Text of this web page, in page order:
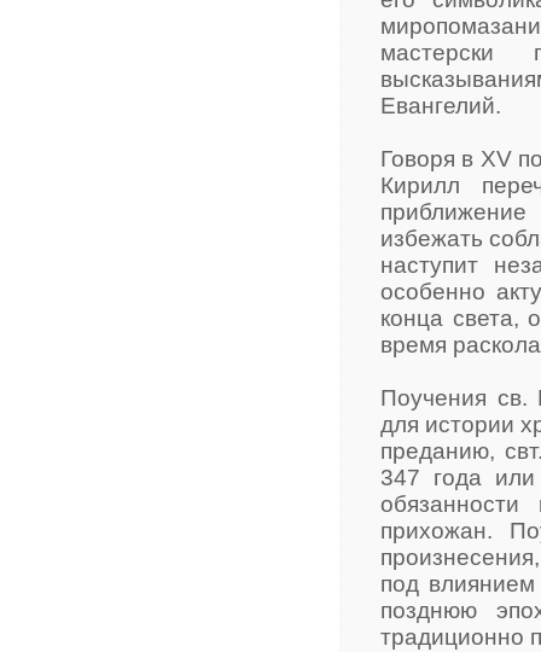
мастерски
Евангелий.
Говоря в XV
Кирилл
избежать
наступит
особенно
конца света,
время
Поучения св.
для истории
преданию,
347 года
прихожан.
под
позднюю
традиционно